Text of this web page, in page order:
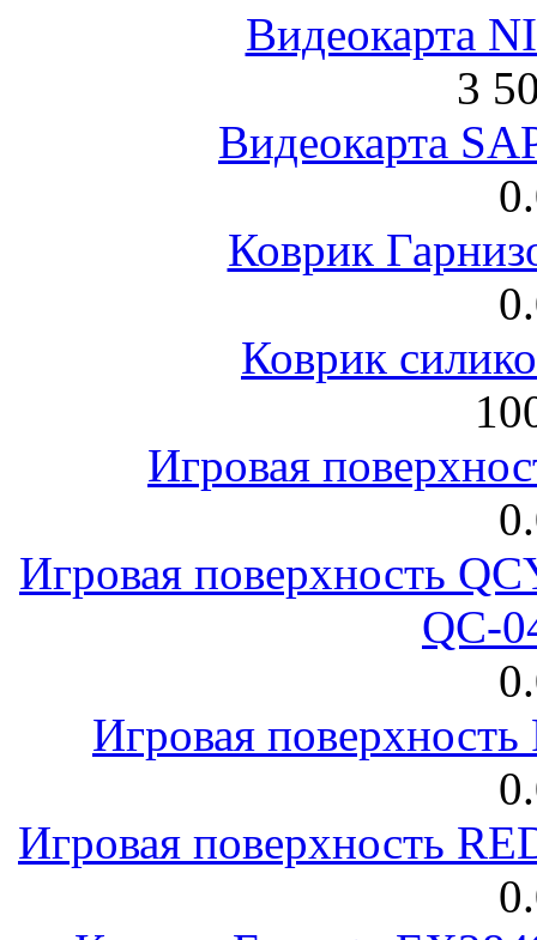
Видеокарта
3
Видеокарта
Коврик
Коврик
Игровая
Игровая поверхность
QC-
Игровая
Игровая поверхность